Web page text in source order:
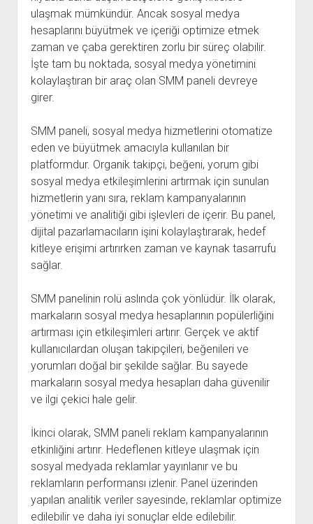
ulaşmak mümkündür. Ancak sosyal medya
hesaplarını büyütmek ve içeriği optimize etmek
zaman ve çaba gerektiren zorlu bir süreç olabilir.
İşte tam bu noktada, sosyal medya yönetimini
kolaylaştıran bir araç olan SMM paneli devreye
girer.
SMM paneli, sosyal medya hizmetlerini otomatize
eden ve büyütmek amacıyla kullanılan bir
platformdur. Organik takipçi, beğeni, yorum gibi
sosyal medya etkileşimlerini artırmak için sunulan
hizmetlerin yanı sıra, reklam kampanyalarının
yönetimi ve analitiği gibi işlevleri de içerir. Bu panel,
dijital pazarlamacıların işini kolaylaştırarak, hedef
kitleye erişimi artırırken zaman ve kaynak tasarrufu
sağlar.
SMM panelinin rolü aslında çok yönlüdür. İlk olarak,
markaların sosyal medya hesaplarının popülerliğini
artırması için etkileşimleri artırır. Gerçek ve aktif
kullanıcılardan oluşan takipçileri, beğenileri ve
yorumları doğal bir şekilde sağlar. Bu sayede
markaların sosyal medya hesapları daha güvenilir
ve ilgi çekici hale gelir.
İkinci olarak, SMM paneli reklam kampanyalarının
etkinliğini artırır. Hedeflenen kitleye ulaşmak için
sosyal medyada reklamlar yayınlanır ve bu
reklamların performansı izlenir. Panel üzerinden
yapılan analitik veriler sayesinde, reklamlar optimize
edilebilir ve daha iyi sonuçlar elde edilebilir.